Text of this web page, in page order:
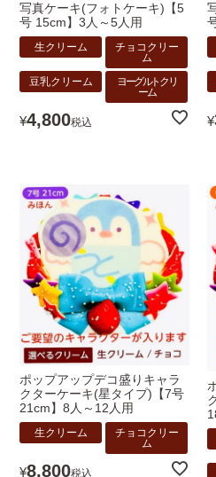
写真ケーキ(フォトケーキ)【5
号 15cm】3人～5人用
生クリーム
チョコクリー
ム
豆乳クリーム
ヨーグルトクリ
ーム
¥4,800税込 ¥
ポップアップデコ盛りキャラ
クターケーキ(星タイプ)【7号
21cm】8人～12人用
生クリーム
チョコクリー
ム
¥8,800税込